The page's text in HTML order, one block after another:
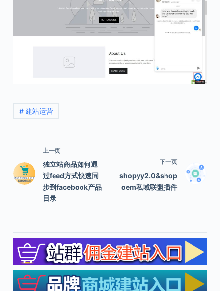
# 建站运营
上一页
独立站商品如何通
过feed方式快速同
步到facebook产品
目录
下一页
shopyy2.0&shop
oem私域联盟插件